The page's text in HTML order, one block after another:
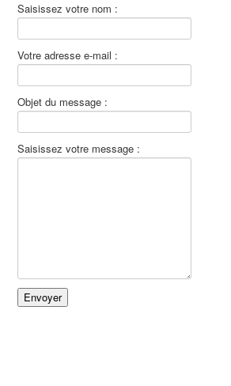
Saisissez votre nom :
Votre adresse e-mail :
Objet du message :
Saisissez votre message :
Envoyer